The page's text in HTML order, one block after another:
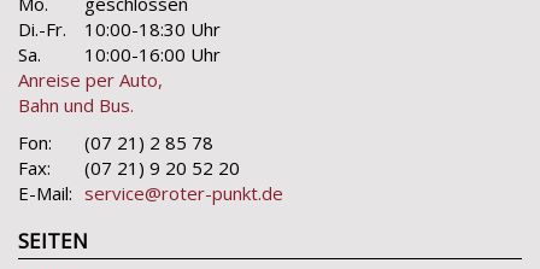
Di.-Fr.
10:00-18:30 Uhr
Sa.
10:00-16:00 Uhr
Anreise per Auto,
Bahn und Bus.
Fon:
(07 21) 2 85 78
Fax:
(07 21) 9 20 52 20
E-Mail: service@roter-punkt.de
SEITEN